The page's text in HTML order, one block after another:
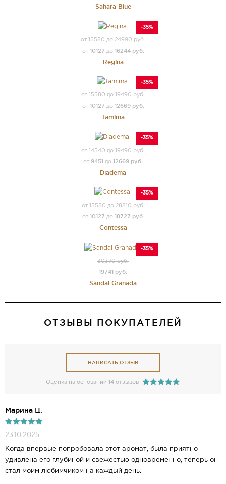
Sahara Blue
-35%
от 15580 до 24990 руб.
от 10127 до 16244 руб.
Regina
-35%
от 15580 до 19490 руб.
от 10127 до 12669 руб.
Tamima
-35%
от 14540 до 19490 руб.
от 9451 до 12669 руб.
Diadema
-35%
от 15580 до 28810 руб.
от 10127 до 18727 руб.
Contessa
-35%
30370 руб.
19741 руб.
Sandal Granada
ОТЗЫВЫ ПОКУПАТЕЛЕЙ
НАПИСАТЬ ОТЗЫВ
Оценка на основании 14 отзывов
Mарина Ц.
23.10.2025
Когда впервые попробовала этот аромат, была приятно
удивлена его глубиной и свежестью одновременно, теперь он
стал моим любимчиком на каждый день.